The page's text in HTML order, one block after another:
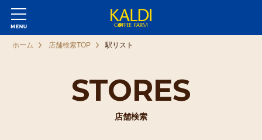
STORES
店舗検索
ホーム 店舗検索TOP 駅リスト